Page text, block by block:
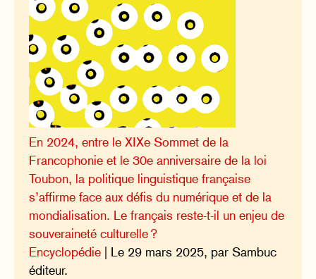
En 2024, entre le XIXe Sommet de la
Francophonie et le 30e anniversaire de la loi
Toubon, la politique linguistique française
s’affirme face aux défis du numérique et de la
mondialisation. Le français reste-t-il un enjeu de
souveraineté culturelle ?
Encyclopédie | Le 29 mars 2025, par Sambuc
éditeur.